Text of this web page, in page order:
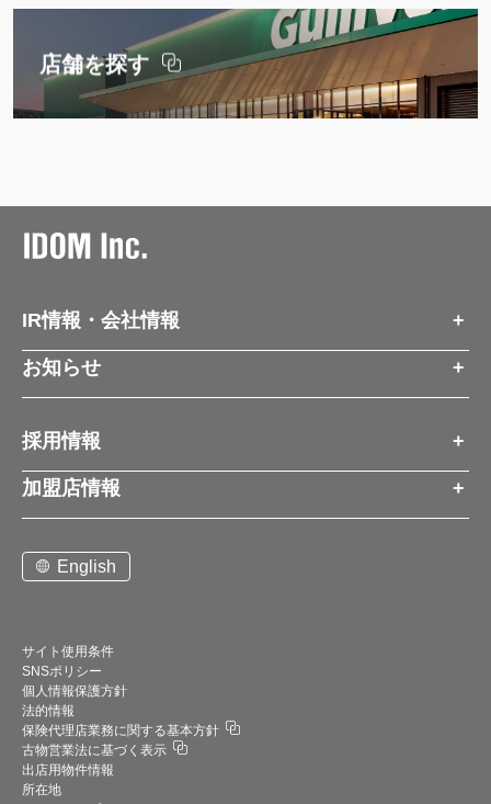
店舗を探す
IR情報・会社情報
IR情報トップ
会社情報
お知らせ
経営方針
事業展開
中期経営計画
デジタルトランスフォーメーション（DX）
業績・財務情報
四半期データ
お知らせ
プレスリリース
コーポレートブログ
お問い合わせ
採用情報
採用情報トップ
新卒営業職
中途営業職
新卒・中途アフターサービス職
アルバイト
加盟店情報
ご契約までの流れと費用
仕組みメリット
加盟店紹介
お問い合わせ
サポート体制
English
サイト使用条件
SNSポリシー
個人情報保護方針
法的情報
保険代理店業務に関する基本方針
古物営業法に基づく表示
出店用物件情報
所在地